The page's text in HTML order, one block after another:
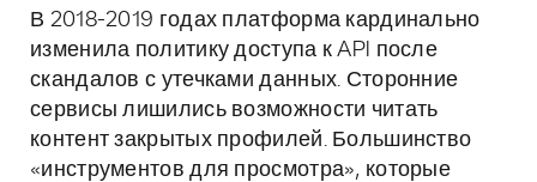
В 2018-2019 годах платформа кардинально
изменила политику доступа к API после
скандалов с утечками данных. Сторонние
сервисы лишились возможности читать
контент закрытых профилей. Большинство
«инструментов для просмотра», которые